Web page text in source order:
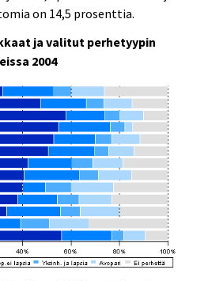
on 14,5 prosenttia.
ja valitut perhetyypin
2004